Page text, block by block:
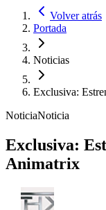
Volver atrás
Portada
Noticias
Exclusiva:
NoticiaNoticia
Exclusiva:
Animatrix